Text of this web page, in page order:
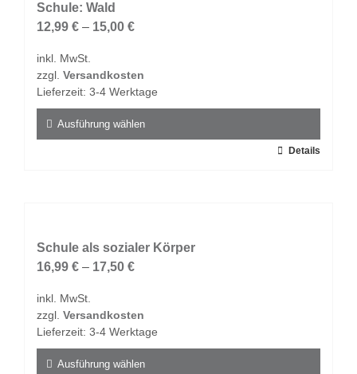
auf.
Die
können
auf
Produktseite
gewählt
Schule: Wald
12,99 € – 15,00 €
inkl. MwSt.
zzgl. Versandkosten
Lieferzeit: 3-4 Werktage
Ausführung wählen
auf.
Die
können
auf
Produktseite
Details
Schule als sozialer Körper
16,99 € – 17,50 €
inkl. MwSt.
zzgl. Versandkosten
Lieferzeit: 3-4 Werktage
Ausführung wählen